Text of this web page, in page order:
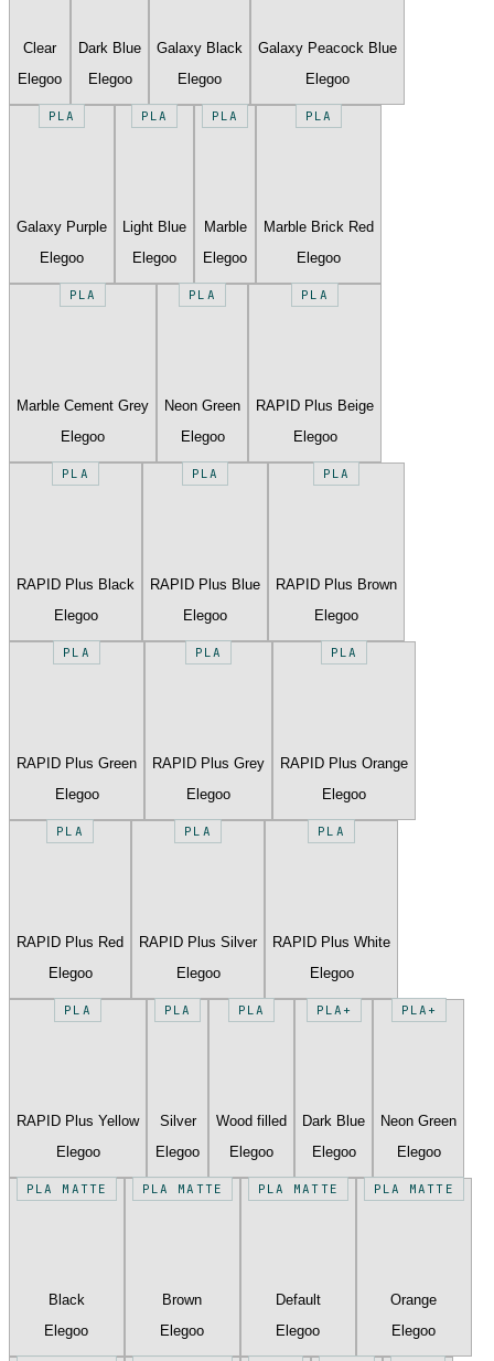
Clear
Elegoo
Dark Blue
Elegoo
Galaxy Black
Elegoo
Galaxy Peacock Blue
Elegoo
PLA
Galaxy Purple
Elegoo
PLA
Light Blue
Elegoo
PLA
Marble
Elegoo
PLA
Marble Brick Red
Elegoo
PLA
Marble Cement Grey
Elegoo
PLA
Neon Green
Elegoo
PLA
RAPID Plus Beige
Elegoo
PLA
RAPID Plus Black
Elegoo
PLA
RAPID Plus Blue
Elegoo
PLA
RAPID Plus Brown
Elegoo
PLA
RAPID Plus Green
Elegoo
PLA
RAPID Plus Grey
Elegoo
PLA
RAPID Plus Orange
Elegoo
PLA
RAPID Plus Red
Elegoo
PLA
RAPID Plus Silver
Elegoo
PLA
RAPID Plus White
Elegoo
PLA
RAPID Plus Yellow
Elegoo
PLA
Silver
Elegoo
PLA
Wood filled
Elegoo
PLA+
Dark Blue
Elegoo
PLA+
Neon Green
Elegoo
PLA MATTE
Black
Elegoo
PLA MATTE
Brown
Elegoo
PLA MATTE
Default
Elegoo
PLA MATTE
Orange
Elegoo